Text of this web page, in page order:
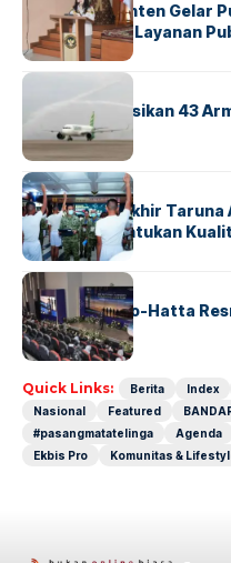
Karantina Banten Gelar
Transparansi Layanan
BANDARA
Citilink Operasikan 43
Nasional
BERITA
Sidang Pantukhir Taruna
Strategis Tentukan
BANDARA BERITA
IALC Soekarno-Hatta
Dunia
Quick Links: Berita Index
Nasional
Featured
#pasangmatatelinga
Agenda
Ekbis Pro
Komunitas &